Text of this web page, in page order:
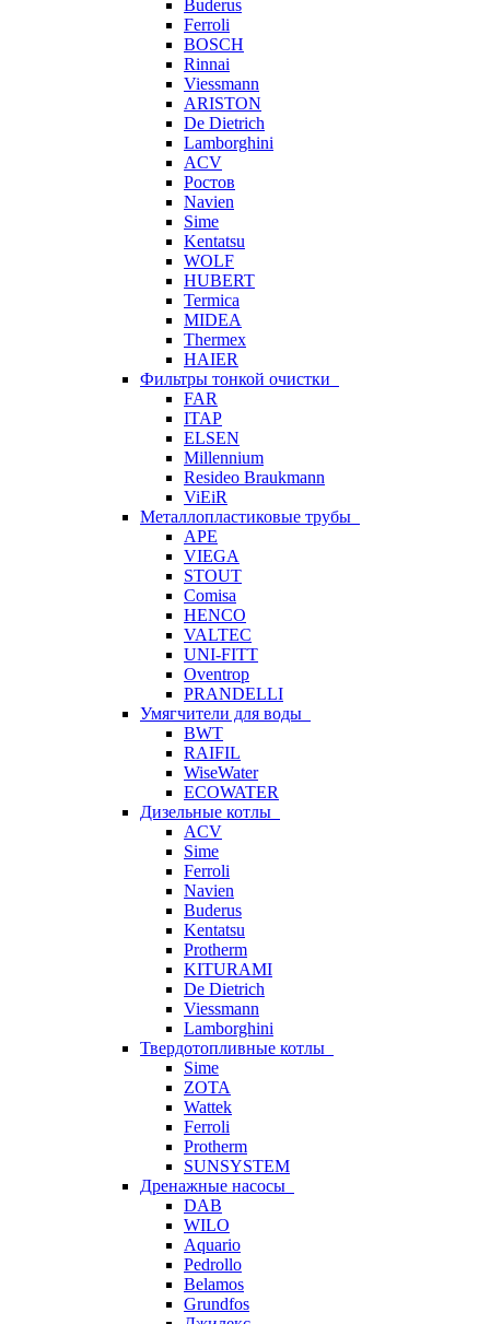
Buderus
Ferroli
BOSCH
Rinnai
Viessmann
ARISTON
De Dietrich
Lamborghini
ACV
Ростов
Navien
Sime
Kentatsu
WOLF
HUBERT
Termica
MIDEA
Thermex
HAIER
Фильтры тонкой очистки
FAR
ITAP
ELSEN
Millennium
Resideo Braukmann
ViEiR
Металлопластиковые трубы
APE
VIEGA
STOUT
Comisa
HENCO
VALTEC
UNI-FITT
Oventrop
PRANDELLI
Умягчители для воды
BWT
RAIFIL
WiseWater
ECOWATER
Дизельные котлы
ACV
Sime
Ferroli
Navien
Buderus
Kentatsu
Protherm
KITURAMI
De Dietrich
Viessmann
Lamborghini
Твердотопливные котлы
Sime
ZOTA
Wattek
Ferroli
Protherm
SUNSYSTEM
Дренажные насосы
DAB
WILO
Aquario
Pedrollo
Belamos
Grundfos